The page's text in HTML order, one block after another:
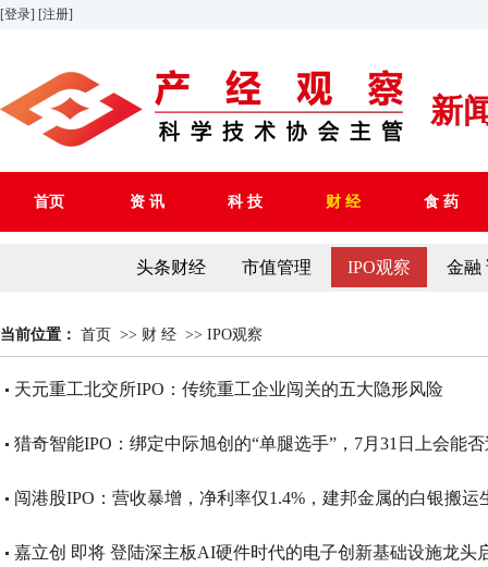
[登录] [注册]
新
首页 资 讯 科 技 财 经 食 药
头条财经 市值管理 IPO观察 金融
当前位置： 首页 >> 财 经 >> IPO观察
天元重工北交所IPO：传统重工企业闯关的五大隐形风险
猎奇智能IPO：绑定中际旭创的“单腿选手”，7月31日上会能
闯港股IPO：营收暴增，净利率仅1.4%，建邦金属的白银搬运
嘉立创 即将 登陆深主板AI硬件时代的电子创新基础设施龙头